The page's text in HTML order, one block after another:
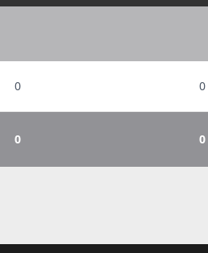
0 0
0 0